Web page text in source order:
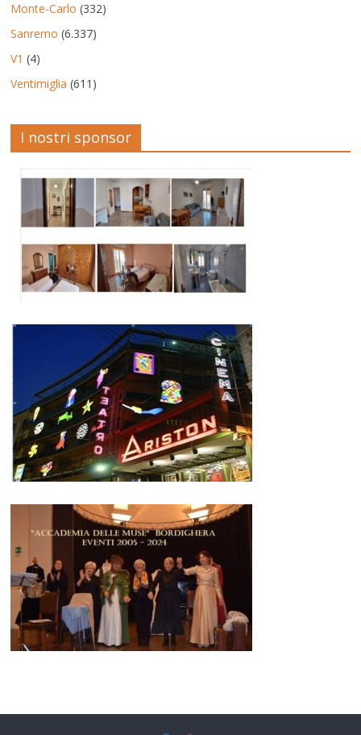
Monte-Carlo (332)
Sanremo (6.337)
V1 (4)
Ventimiglia (611)
I nostri sponsor